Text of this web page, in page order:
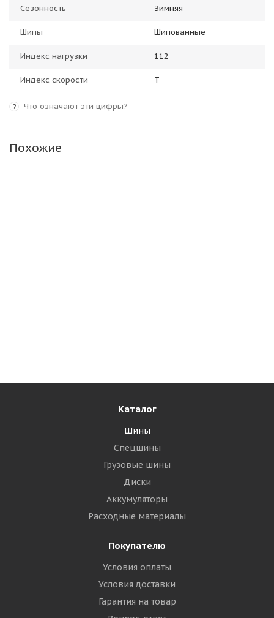
Сезонность Зимняя
Шипы Шипованные
Индекс нагрузки 112
Индекс скорости T
? Что означают эти цифры?
Похожие
Каталог
Шины
Спецшины
Грузовые шины
Диски
Аккумуляторы
Расходные материалы
Покупателю
Условия оплаты
Условия доставки
Гарантия на товар